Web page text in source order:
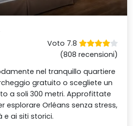
Voto 7.8
(808 recensioni)
nel tranquillo quartiere
gratuito o scegliete un
a soli 300 metri. Approfittate
esplorare Orléans senza stress,
ai siti storici.